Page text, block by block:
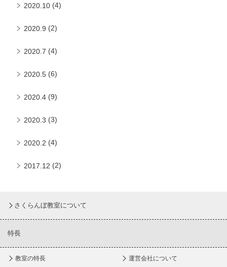
2020.10 (4)
2020.9 (2)
2020.7 (4)
2020.5 (6)
2020.4 (9)
2020.3 (3)
2020.2 (4)
2017.12 (2)
さくらんぼ教室について
特長
教室の特長 運営会社について